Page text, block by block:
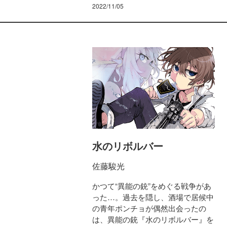
2022/11/05
水のリボルバー
佐藤駿光
かつて“異能の銃”をめぐる戦争があ
った…。過去を隠し、酒場で居候中
の青年ポンチョが偶然出会ったの
は、異能の銃『水のリボルバー』を